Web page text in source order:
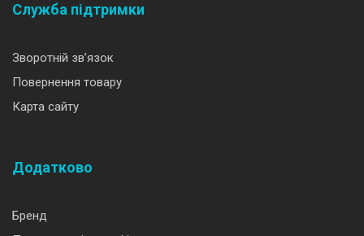
Служба підтримки
Зворотній зв’язок
Повернення товару
Карта сайту
Додатково
Бренд